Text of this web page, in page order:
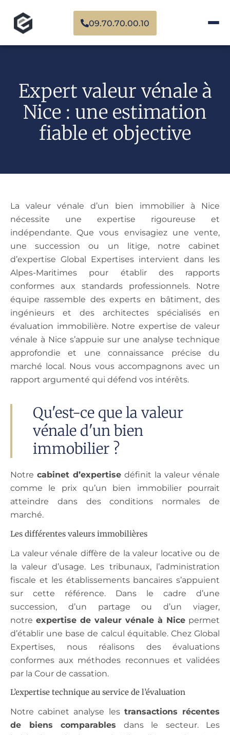
09.70.70.00.10
Expert valeur vénale à
Nice : une estimation
fiable et objective​
La valeur vénale d’un bien immobilier à Nice
nécessite une expertise rigoureuse et
indépendante. Que vous envisagiez une vente,
une succession ou un litige, notre cabinet
d’expertise Global Expertises intervient dans les
Alpes-Maritimes pour établir des rapports
conformes aux standards professionnels. Notre
équipe rassemble des experts en bâtiment, des
ingénieurs et des architectes spécialisés en
évaluation immobilière. Notre expertise de valeur
vénale à Nice s’appuie sur une analyse technique
approfondie et une connaissance précise du
marché local. Nous vous accompagnons avec un
rapport argumenté qui défend vos intérêts.
Qu'est-ce que la valeur
vénale d'un bien
immobilier ?
Notre cabinet d’expertise définit la valeur vénale
comme le prix qu’un bien immobilier pourrait
atteindre dans des conditions normales de
marché.
Les différentes valeurs immobilières
La valeur vénale diffère de la valeur locative ou de
la valeur d’usage. Les tribunaux, l’administration
fiscale et les établissements bancaires s’appuient
sur cette référence. Dans le cadre d’une
succession, d’un partage ou d’un viager,
notre expertise de valeur vénale à Nice permet
d’établir une base de calcul équitable. Chez Global
Expertises, nous réalisons des évaluations
conformes aux méthodes reconnues et validées
par la Cour de cassation.
L’expertise technique au service de l’évaluation
Notre cabinet analyse les transactions récentes
de biens comparables dans le secteur. Les